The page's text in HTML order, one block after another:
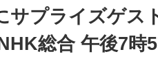
サプライズゲス
総合 午後7時